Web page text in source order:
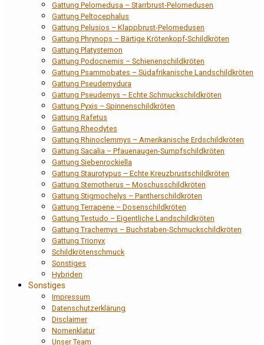
Gattung Pelomedusa – Starrbrust-Pelomedusen
Gattung Peltocephalus
Gattung Pelusios – Klappbrust-Pelomedusen
Gattung Phrynops – Bärtige Krötenkopf-Schildkröten
Gattung Platysternon
Gattung Podocnemis – Schienenschildkröten
Gattung Psammobates – Südafrikanische Landschildkröten
Gattung Pseudemydura
Gattung Pseudemys – Echte Schmuckschildkröten
Gattung Pyxis – Spinnenschildkröten
Gattung Rafetus
Gattung Rheodytes
Gattung Rhinoclemmys – Amerikanische Erdschildkröten
Gattung Sacalia – Pfauenaugen-Sumpfschildkröten
Gattung Siebenrockiella
Gattung Staurotypus – Echte Kreuzbrustschildkröten
Gattung Sternotherus – Moschusschildkröten
Gattung Stigmochelys – Pantherschildkröten
Gattung Terrapene – Dosenschildkröten
Gattung Testudo – Eigentliche Landschildkröten
Gattung Trachemys – Buchstaben-Schmuckschildkröten
Gattung Trionyx
Schildkrötenschmuck
Sonstiges
Hybriden
Sonstiges
Impressum
Datenschutzerklärung
Disclaimer
Nomenklatur
Unser Team